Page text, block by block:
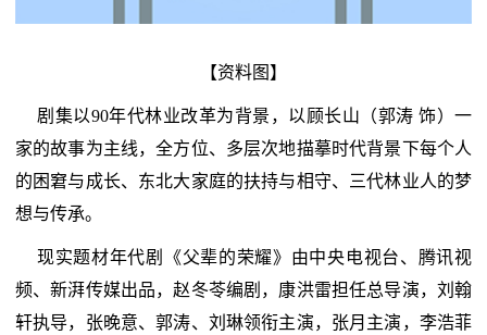
【资料图】
剧集以90年代林业改革为背景，以顾长山（郭涛 饰）一
家的故事为主线，全方位、多层次地描摹时代背景下每个人
的困窘与成长、东北大家庭的扶持与相守、三代林业人的梦
想与传承。
现实题材年代剧《父辈的荣耀》由中央电视台、腾讯视
频、新湃传媒出品，赵冬苓编剧，康洪雷担任总导演，刘翰
轩执导，张晚意、郭涛、刘琳领衔主演，张月主演，李浩菲